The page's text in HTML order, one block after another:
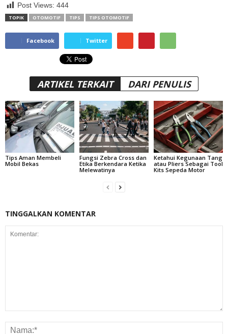
Post Views: 444
TOPIK OTOMOTIF TIPS TIPS OTOMOTIF
Facebook Twitter
ARTIKEL TERKAIT DARI PENULIS
Tips Aman Membeli
Mobil Bekas
Fungsi Zebra Cross dan
Etika Berkendara Ketika
Melewatinya
Ketahui Kegunaan Tang
atau Pliers Sebagai Tool
Kits Sepeda Motor
TINGGALKAN KOMENTAR